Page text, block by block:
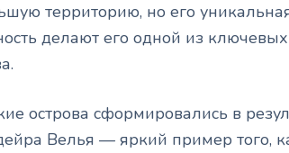
территорию, но его
делают его одной из
острова сформировались в
Велья — яркий пример того,